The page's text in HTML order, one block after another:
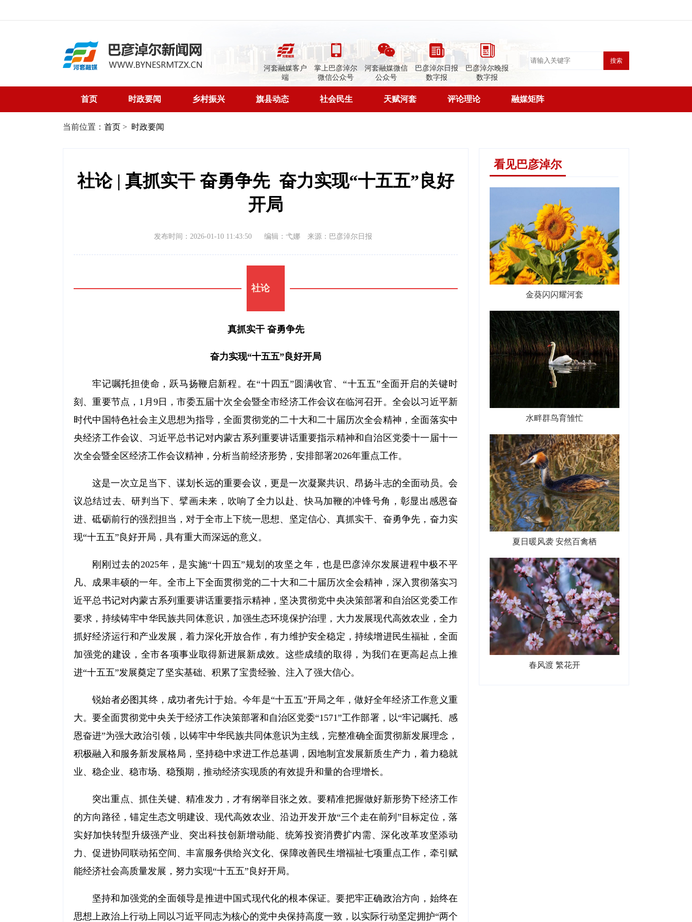
河套融媒客户
端
掌上巴彦淖尔
微信公众号
河套融媒微信
公众号
巴彦淖尔日报
数字报
巴彦淖尔晚报
数字报
搜索
首页 时政要闻 乡村振兴 旗县动态 社会民生 天赋河套 评论理论 融媒矩阵
当前位置： 首页 > 时政要闻
社论 | 真抓实干 奋勇争先 奋力实现“十五五”良好
开局
发布时间：2026-01-10 11:43:50 编辑：弋娜 来源：巴彦淖尔日报
社论
真抓实干 奋勇争先
奋力实现“十五五”良好开局
牢记嘱托担使命，跃马扬鞭启新程。在“十四五”圆满收官、“十五五”全面开启的关键时
刻、重要节点，1月9日，市委五届十次全会暨全市经济工作会议在临河召开。全会以习近平新
时代中国特色社会主义思想为指导，全面贯彻党的二十大和二十届历次全会精神，全面落实中
央经济工作会议、习近平总书记对内蒙古系列重要讲话重要指示精神和自治区党委十一届十一
次全会暨全区经济工作会议精神，分析当前经济形势，安排部署2026年重点工作。
这是一次立足当下、谋划长远的重要会议，更是一次凝聚共识、昂扬斗志的全面动员。会
议总结过去、研判当下、擘画未来，吹响了全力以赴、快马加鞭的冲锋号角，彰显出感恩奋
进、砥砺前行的强烈担当，对于全市上下统一思想、坚定信心、真抓实干、奋勇争先，奋力实
现“十五五”良好开局，具有重大而深远的意义。
刚刚过去的2025年，是实施“十四五”规划的攻坚之年，也是巴彦淖尔发展进程中极不平
凡、成果丰硕的一年。全市上下全面贯彻党的二十大和二十届历次全会精神，深入贯彻落实习
近平总书记对内蒙古系列重要讲话重要指示精神，坚决贯彻党中央决策部署和自治区党委工作
要求，持续铸牢中华民族共同体意识，加强生态环境保护治理，大力发展现代高效农业，全力
抓好经济运行和产业发展，着力深化开放合作，有力维护安全稳定，持续增进民生福祉，全面
加强党的建设，全市各项事业取得新进展新成效。这些成绩的取得，为我们在更高起点上推
进“十五五”发展奠定了坚实基础、积累了宝贵经验、注入了强大信心。
锐始者必图其终，成功者先计于始。今年是“十五五”开局之年，做好全年经济工作意义重
大。要全面贯彻党中央关于经济工作决策部署和自治区党委“1571”工作部署，以“牢记嘱托、感
恩奋进”为强大政治引领，以铸牢中华民族共同体意识为主线，完整准确全面贯彻新发展理念，
积极融入和服务新发展格局，坚持稳中求进工作总基调，因地制宜发展新质生产力，着力稳就
业、稳企业、稳市场、稳预期，推动经济实现质的有效提升和量的合理增长。
突出重点、抓住关键、精准发力，才有纲举目张之效。要精准把握做好新形势下经济工作
的方向路径，锚定生态文明建设、现代高效农业、沿边开发开放“三个走在前列”目标定位，落
实好加快转型升级强产业、突出科技创新增动能、统筹投资消费扩内需、深化改革攻坚添动
力、促进协同联动拓空间、丰富服务供给兴文化、保障改善民生增福祉七项重点工作，牵引赋
能经济社会高质量发展，努力实现“十五五”良好开局。
坚持和加强党的全面领导是推进中国式现代化的根本保证。要把牢正确政治方向，始终在
思想上政治上行动上同以习近平同志为核心的党中央保持高度一致，以实际行动坚定拥护“两个
看见巴彦淖尔
金葵闪闪耀河套
水畔群鸟育雏忙
夏日暖风袭 安然百禽栖
春风渡 繁花开